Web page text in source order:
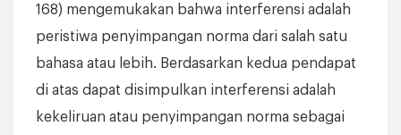
168) mengemukakan bahwa interferensi adalah
peristiwa penyimpangan norma dari salah satu
bahasa atau lebih. Berdasarkan kedua pendapat
di atas dapat disimpulkan interferensi adalah
kekeliruan atau penyimpangan norma sebagai